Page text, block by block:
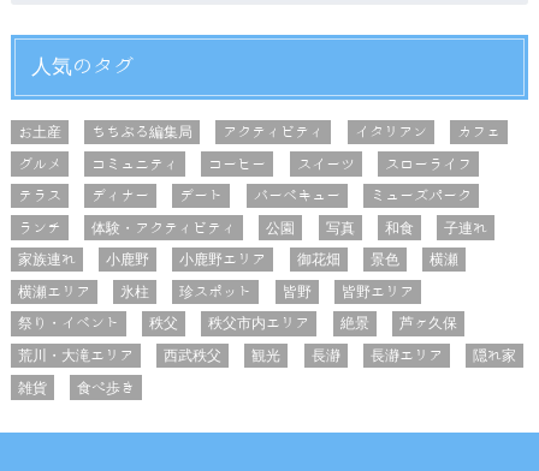
人気のタグ
お土産 ちちぶる編集局 アクティビティ イタリアン
カフェ
グルメ
コミュニティ コーヒー スイーツ
スローライフ
テラス
ディナー デート バーベキュー
ミューズパーク
ランチ
体験・アクティビティ 公園 写真 和食
子連れ
家族連れ
小鹿野 小鹿野エリア 御花畑 景色
横瀬
横瀬エリア
氷柱 珍スポット 皆野
皆野エリア
祭り・イベント
秩父 秩父市内エリア 絶景
芦ヶ久保
荒川・大滝エリア
西武秩父 観光 長瀞 長瀞エリア
隠れ家
雑貨
食べ歩き